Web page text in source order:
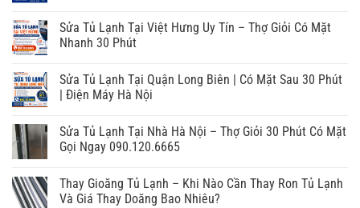
Sửa Tủ Lạnh Tại Việt Hưng Uy Tín – Thợ Giỏi Có Mặt
Nhanh 30 Phút
Sửa Tủ Lạnh Tại Quận Long Biên | Có Mặt Sau 30 Phút
| Điện Máy Hà Nội
Sửa Tủ Lạnh Tại Nhà Hà Nội – Thợ Giỏi 30 Phút Có Mặt
Gọi Ngay 090.120.6665
Thay Gioăng Tủ Lạnh – Khi Nào Cần Thay Ron Tủ Lạnh
Và Giá Thay Doăng Bao Nhiêu?